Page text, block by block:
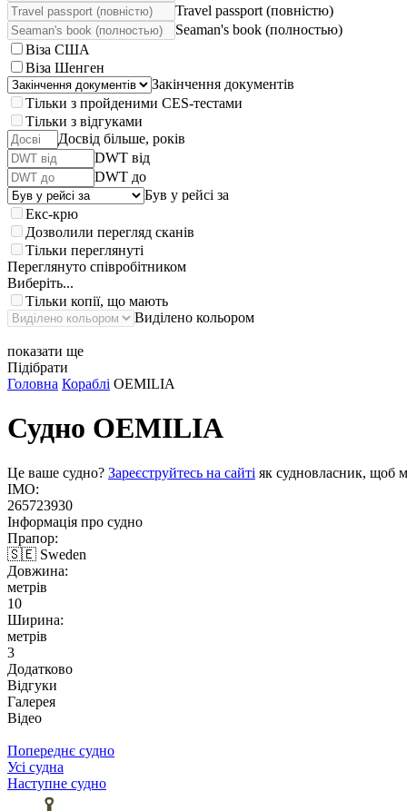
Travel passport (повністю)
Seaman's book (полностью)
Віза США
Віза Шенген
Закінчення документів
Тільки з пройденими CES-тестами
Тільки з відгуками
Досвід більше, років
DWT від
DWT до
Був у рейсі за
Екс-крю
Дозволили перегляд сканів
Тільки переглянуті
Переглянуто співробітником
Виберіть...
Тільки копії, що мають
Виділено кольором
показати ще
Підібрати
Головна Кораблі OEMILIA
Судно OEMILIA
Це ваше судно? Зареєструйтесь на сайті як судновласник, щоб
IMO:
265723930
Інформація про судно
Прапор:
🇸🇪 Sweden
Довжина:
метрів
10
Ширина:
метрів
3
Додатково
Відгуки
Галерея
Відео
Попереднє судно
Усі судна
Наступне судно